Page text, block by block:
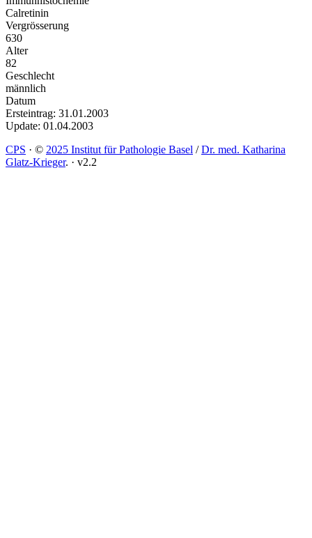
Calretinin
Vergrösserung
630
Alter
82
Geschlecht
männlich
Datum
Ersteintrag: 31.01.2003
Update: 01.04.2003
CPS · © 2025 Institut für Pathologie Basel /Dr. med. Katharina
Glatz-Krieger. · v2.2